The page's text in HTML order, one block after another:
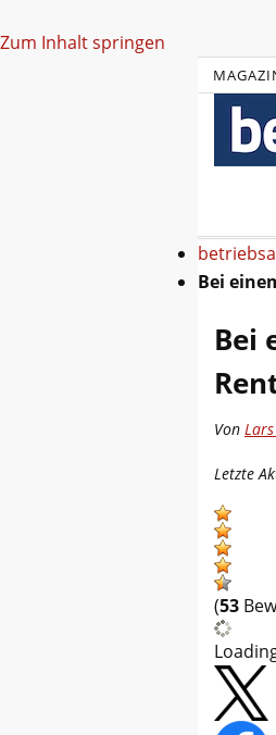
Zum Inhalt springen
Bei
Bei
Von Lars
Letzte
(53